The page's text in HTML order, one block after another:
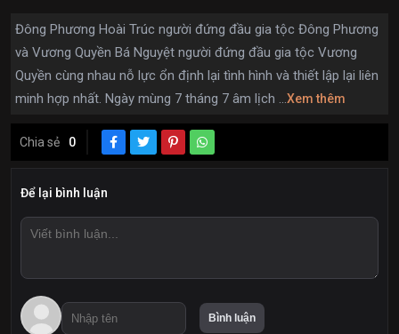
Đông Phương Hoài Trúc người đứng đầu gia tộc Đông Phương
và Vương Quyền Bá Nguyệt người đứng đầu gia tộc Vương
Quyền cùng nhau nỗ lực ổn định lại tình hình và thiết lập lại liên
minh hợp nhất. Ngày mùng 7 tháng 7 âm lịch ...Xem thêm
Chia sẻ 0
Để lại bình luận